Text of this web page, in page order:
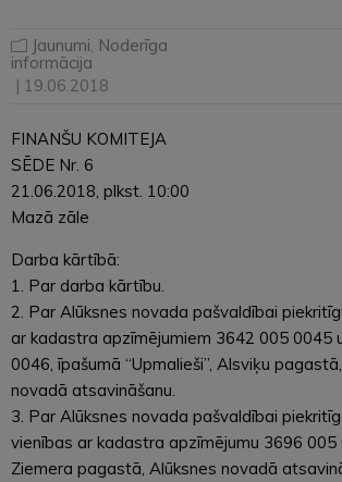
Jaunumi Noderīga
informācija
| 19.06.2018
FINANŠU KOMITEJA
SĒDE Nr. 6
21.06.2018, plkst. 10:00
Mazā zāle
Darba kārtībā:
1. Par darba kārtību.
2. Par Alūksnes novada pašvaldībai
ar kadastra apzīmējumiem 3642 005 0045
0046, īpašumā “Upmalieši”, Alsviķu
novadā atsavināšanu.
3. Par Alūksnes novada pašvaldībai
vienības ar kadastra apzīmējumu 3696 005
Ziemera pagastā, Alūksnes novadā